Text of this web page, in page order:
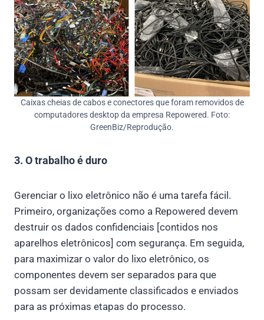
Caixas cheias de cabos e conectores que foram removidos de
computadores desktop da empresa Repowered. Foto:
GreenBiz/Reprodução.
3. O trabalho é duro
Gerenciar o lixo eletrônico não é uma tarefa fácil.
Primeiro, organizações como a Repowered devem
destruir os dados confidenciais [contidos nos
aparelhos eletrônicos] com segurança. Em seguida,
para maximizar o valor do lixo eletrônico, os
componentes devem ser separados para que
possam ser devidamente classificados e enviados
para as próximas etapas do processo.